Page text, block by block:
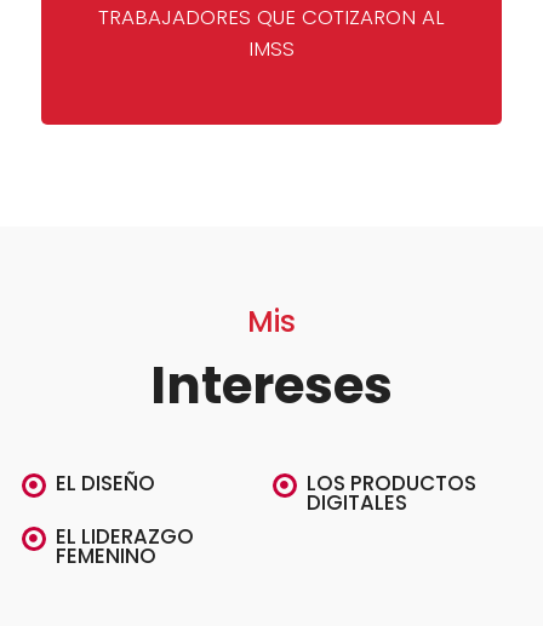
TRABAJADORES QUE COTIZARON AL
IMSS
Mis
Intereses
EL DISEÑO
EL LIDERAZGO
FEMENINO
LOS PRODUCTOS
DIGITALES